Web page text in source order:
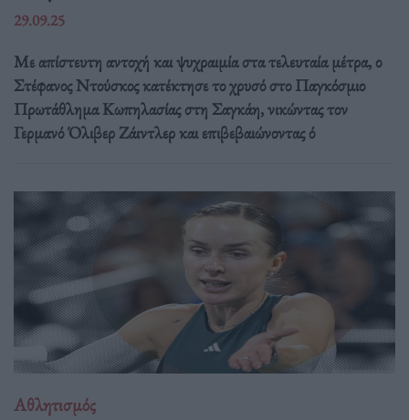
29.09.25
Με απίστευτη αντοχή και ψυχραιμία στα τελευταία μέτρα, ο
Στέφανος Ντούσκος κατέκτησε το χρυσό στο Παγκόσμιο
Πρωτάθλημα Κωπηλασίας στη Σαγκάη, νικώντας τον
Γερμανό Όλιβερ Ζάιντλερ και επιβεβαιώνοντας ό
Αθλητισμός